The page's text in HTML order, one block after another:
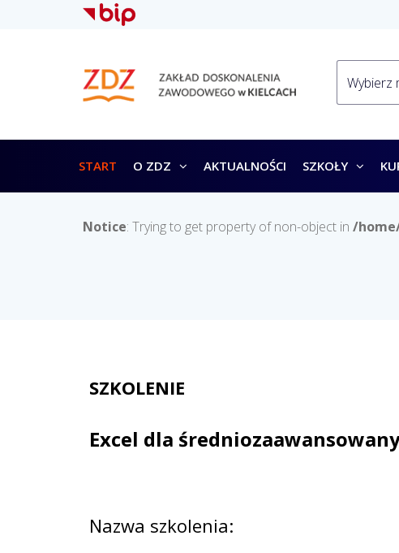
START O ZDZ AKTUALNOŚCI SZKOŁY
Notice: Trying to get property of non-object in /
SZKOLENIE
Excel dla
Nazwa szkolenia: